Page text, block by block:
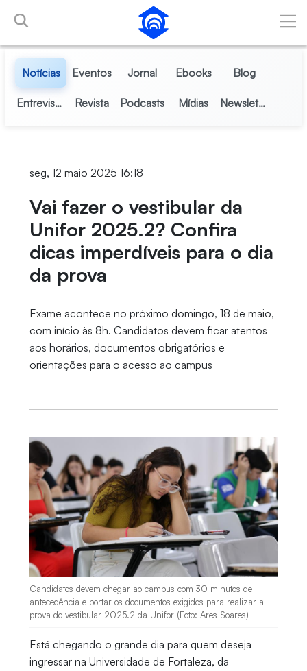
Pular para o Conteúdo principal
Notícias Eventos Jornal Ebooks Blog
Entrevistas Revista Podcasts Mídias Newsletter
seg, 12 maio 2025 16:18
Vai fazer o vestibular da
Unifor 2025.2? Confira
dicas imperdíveis para o dia
da prova
Exame acontece no próximo domingo, 18 de maio,
com início às 8h. Candidatos devem ficar atentos
aos horários, documentos obrigatórios e
orientações para o acesso ao campus
Candidatos devem chegar ao campus com 30 minutos de
antecedência e portar os documentos exigidos para realizar a
prova do vestibular 2025.2 da Unifor (Foto: Ares Soares)
Está chegando o grande dia para quem deseja
ingressar na Universidade de Fortaleza, da